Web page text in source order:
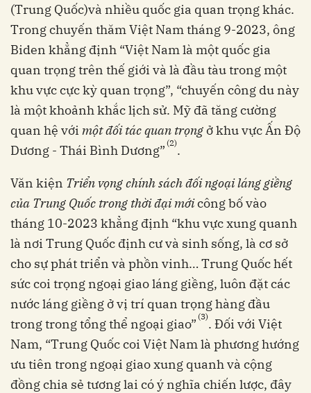
(Trung Quốc)và nhiều quốc gia quan trọng khác.
Trong chuyến thăm Việt Nam tháng 9-2023, ông
Biden khẳng định “Việt Nam là một quốc gia
quan trọng trên thế giới và là đầu tàu trong một
khu vực cực kỳ quan trọng”, “chuyến công du này
là một khoảnh khắc lịch sử. Mỹ đã tăng cường
quan hệ với một đối tác quan trọngở khu vực Ấn Độ
Dương - Thái Bình Dương” (2).
Văn kiện Triển vọng chính sáchđối ngoại láng giềng
của Trung Quốc trong thời đại mớicông bố vào
tháng 10-2023 khẳng định “khu vực xung quanh
là nơi Trung Quốc định cư và sinh sống, là cơ sở
cho sự phát triển và phồn vinh… Trung Quốc hết
sức coi trọng ngoại giao láng giềng, luôn đặt các
nước láng giềng ở vị trí quan trọng hàng đầu
trong trong tổng thể ngoại giao” (3). Đối với Việt
Nam, “Trung Quốc coi Việt Nam là phương hướng
ưu tiên trong ngoại giao xung quanh và cộng
đồng chia sẻ tương lai có ý nghĩa chiến lược, đây